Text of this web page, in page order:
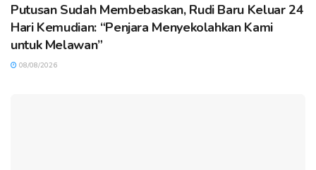
Putusan Sudah Membebaskan, Rudi Baru Keluar 24
Hari Kemudian: “Penjara Menyekolahkan Kami
untuk Melawan”
08/08/2026